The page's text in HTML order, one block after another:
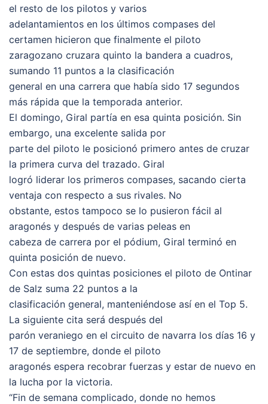
el resto de los pilotos y varios
adelantamientos en los últimos compases del
certamen hicieron que finalmente el piloto
zaragozano cruzara quinto la bandera a cuadros,
sumando 11 puntos a la clasificación
general en una carrera que había sido 17 segundos
más rápida que la temporada anterior.
El domingo, Giral partía en esa quinta posición. Sin
embargo, una excelente salida por
parte del piloto le posicionó primero antes de cruzar
la primera curva del trazado. Giral
logró liderar los primeros compases, sacando cierta
ventaja con respecto a sus rivales. No
obstante, estos tampoco se lo pusieron fácil al
aragonés y después de varias peleas en
cabeza de carrera por el pódium, Giral terminó en
quinta posición de nuevo.
Con estas dos quintas posiciones el piloto de Ontinar
de Salz suma 22 puntos a la
clasificación general, manteniéndose así en el Top 5.
La siguiente cita será después del
parón veraniego en el circuito de navarra los días 16 y
17 de septiembre, donde el piloto
aragonés espera recobrar fuerzas y estar de nuevo en
la lucha por la victoria.
“Fin de semana complicado, donde no hemos